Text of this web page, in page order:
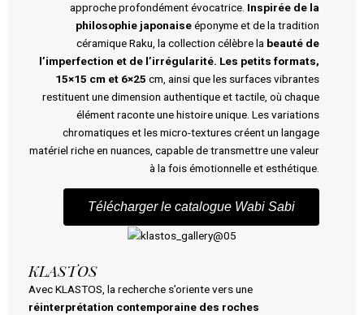
approche profondément évocatrice. Inspirée de la
philosophie japonaiseéponyme et de la tradition
céramique Raku, la collection célèbre la beauté de
l’imperfection et de l’irrégularité. Les petits formats,
15×15 cm et 6×25 cm, ainsi que les surfaces vibrantes
restituent une dimension authentique et tactile, où chaque
élément raconte une histoire unique. Les variations
chromatiques et les micro-textures créent un langage
matériel riche en nuances, capable de transmettre une valeur
à la fois émotionnelle et esthétique.
Télécharger le catalogue Wabi Sabi
KLASTOS
Avec KLASTOS, la recherche s’oriente vers une
réinterprétation contemporaine des roches